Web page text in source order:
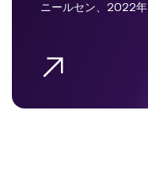
ニールセン、2022年